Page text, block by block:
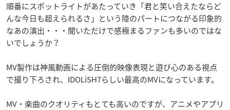
順番にスポットライトがあたっていき「君と笑い合えたならど
んな今日も超えられるさ」という陸のパートにつながる印象的
なあの演出・・・聞いただけで感極まるファンも多いのではな
いでしょうか？
MV製作は神風動画による圧倒的映像表現と遊び心のある視点
で撮り下ろされ、IDOLiSH7らしい最高のMVになっています。
MV・楽曲のクオリティもとても高いのですが、アニメやアプリ